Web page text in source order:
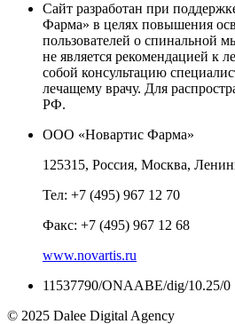
Сайт разработан при
Фарма» в целях повышения
пользователей о
не является рекомендацией к
собой консультацию
лечащему врачу. Для
РФ.
ООО «Новартис Фарма»
125315, Россия, Москва,
Тел: +7 (495) 967 12 70
Факс: +7 (495) 967 12 68
www.novartis.ru
11537790/ONAABE/dig/10.25/0
© 2025 Dalee Digital Agency